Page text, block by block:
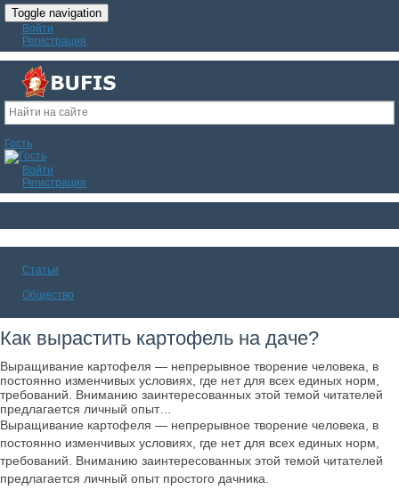
Toggle navigation
Войти
Регистрация
Гость
Войти
Регистрация
Статьи
Общество
Как вырастить картофель на даче?
Выращивание картофеля — непрерывное творение человека, в
постоянно изменчивых условиях, где нет для всех единых норм,
требований. Вниманию заинтересованных этой темой читателей
предлагается личный опыт…
Выращивание картофеля — непрерывное творение человека, в
постоянно изменчивых условиях, где нет для всех единых норм,
требований. Вниманию заинтересованных этой темой читателей
предлагается личный опыт простого дачника.